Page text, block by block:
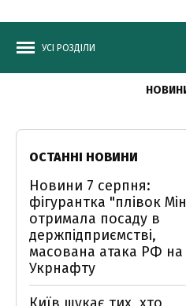
УСІ РОЗДІЛИ
ОСТАННІ НОВИНИ
Новини 7 серпня:
фігурантка "плівок
отримала посаду в
держпідприємстві,
масована атака РФ на
Укрнафту